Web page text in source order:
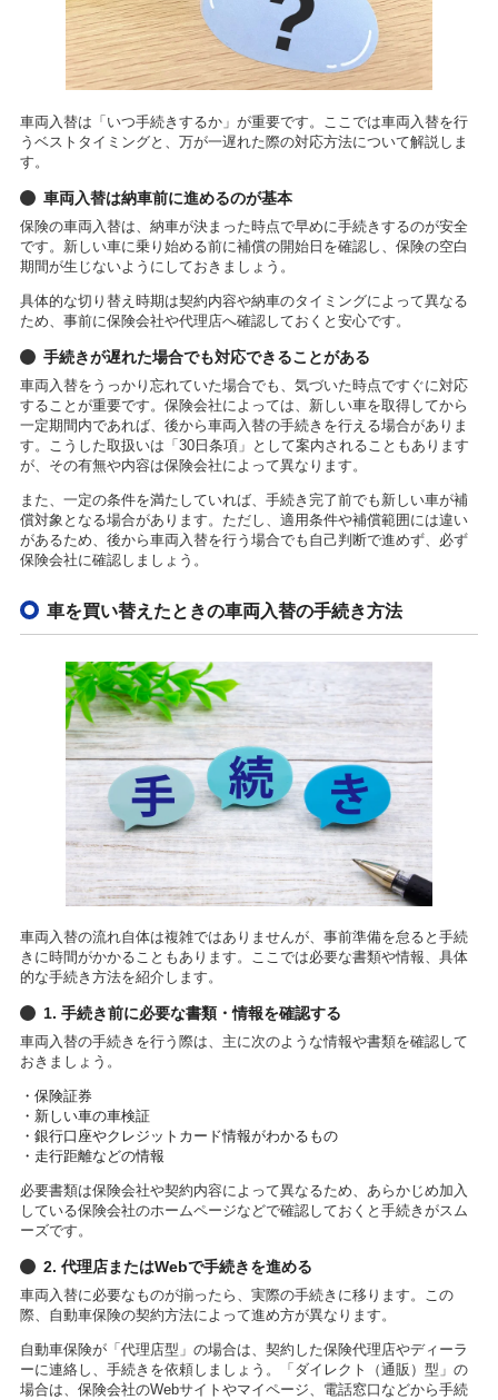
車両入替は「いつ手続きするか」が重要です。ここでは車両入替を行
うベストタイミングと、万が一遅れた際の対応方法について解説しま
す。
車両入替は納車前に進めるのが基本
保険の車両入替は、納車が決まった時点で早めに手続きするのが安全
です。新しい車に乗り始める前に補償の開始日を確認し、保険の空白
期間が生じないようにしておきましょう。
具体的な切り替え時期は契約内容や納車のタイミングによって異なる
ため、事前に保険会社や代理店へ確認しておくと安心です。
手続きが遅れた場合でも対応できることがある
車両入替をうっかり忘れていた場合でも、気づいた時点ですぐに対応
することが重要です。保険会社によっては、新しい車を取得してから
一定期間内であれば、後から車両入替の手続きを行える場合がありま
す。こうした取扱いは「30日条項」として案内されることもあります
が、その有無や内容は保険会社によって異なります。
また、一定の条件を満たしていれば、手続き完了前でも新しい車が補
償対象となる場合があります。ただし、適用条件や補償範囲には違い
があるため、後から車両入替を行う場合でも自己判断で進めず、必ず
保険会社に確認しましょう。
車を買い替えたときの車両入替の手続き方法
車両入替の流れ自体は複雑ではありませんが、事前準備を怠ると手続
きに時間がかかることもあります。ここでは必要な書類や情報、具体
的な手続き方法を紹介します。
1. 手続き前に必要な書類・情報を確認する
車両入替の手続きを行う際は、主に次のような情報や書類を確認して
おきましょう。
・保険証券
・新しい車の車検証
・銀行口座やクレジットカード情報がわかるもの
・走行距離などの情報
必要書類は保険会社や契約内容によって異なるため、あらかじめ加入
している保険会社のホームページなどで確認しておくと手続きがスム
ーズです。
2. 代理店またはWebで手続きを進める
車両入替に必要なものが揃ったら、実際の手続きに移ります。この
際、自動車保険の契約方法によって進め方が異なります。
自動車保険が「代理店型」の場合は、契約した保険代理店やディーラ
ーに連絡し、手続きを依頼しましょう。「ダイレクト（通販）型」の
場合は、保険会社のWebサイトやマイページ、電話窓口などから手続